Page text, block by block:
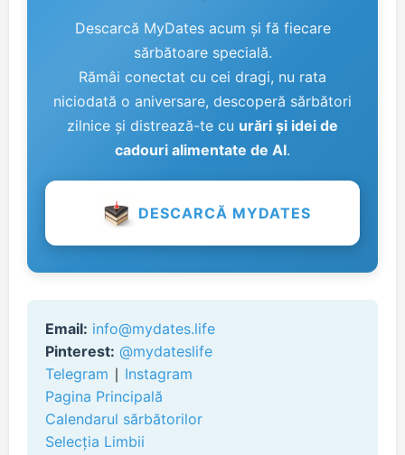
Descarcă MyDates acum și fă fiecare
sărbătoare specială.
Rămâi conectat cu cei dragi, nu rata
niciodată o aniversare, descoperă sărbători
zilnice și distrează-te cu urări și idei de
cadouri alimentate de AI.
DESCARCĂ MYDATES
Email: info@mydates.life
Pinterest: @mydateslife
Telegram ∣ Instagram
Pagina Principală
Calendarul sărbătorilor
Selecția Limbii